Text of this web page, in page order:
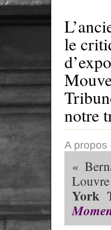
le
notre
A propos
«
York